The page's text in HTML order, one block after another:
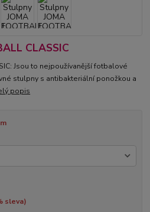
CLASSIC
Jsou to nejpoužívanější fotbalové
stulpny s antibakteriální ponožkou a
popis
sleva)